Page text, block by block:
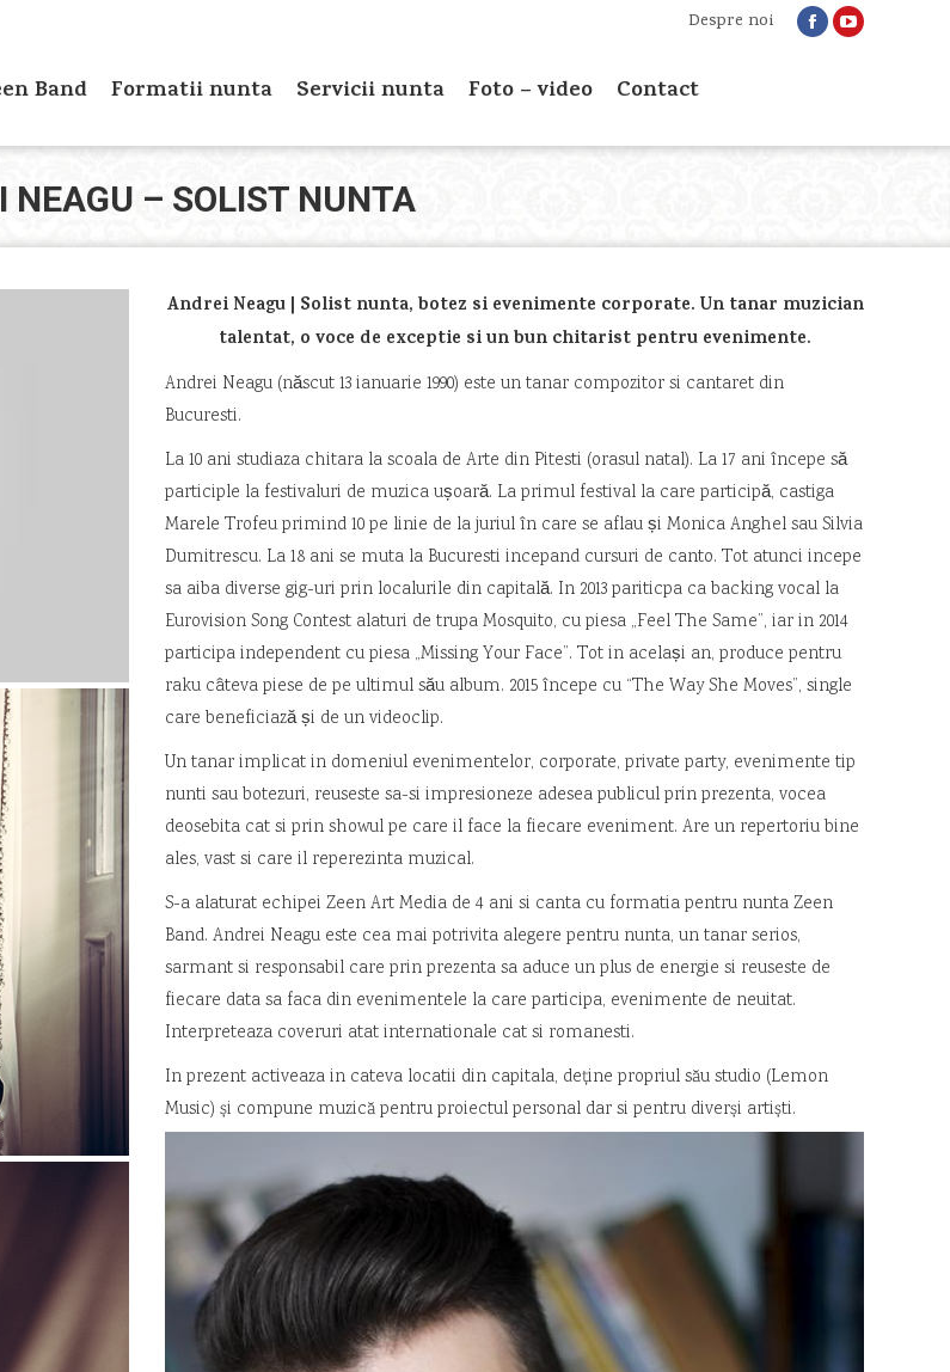
Despre noi
Facebook
new
YouTube
new
Band Formatii nunta Servicii nunta Foto – video Contact
NEAGU – SOLIST NUNTA
Andrei Neagu | Solist nunta, botez si evenimente corporate. Un tanar muzician
talentat, o voce de exceptie si un bun chitarist pentru evenimente.
Andrei Neagu (născut 13 ianuarie 1990) este un tanar compozitor si cantaret din
Bucuresti.
La 10 ani studiaza chitara la scoala de Arte din Pitesti (orasul natal). La 17 ani începe să
participle la festivaluri de muzica ușoară. La primul festival la care participă, castiga
Marele Trofeu primind 10 pe linie de la juriul în care se aflau și Monica Anghel sau Silvia
Dumitrescu. La 18 ani se muta la Bucuresti incepand cursuri de canto. Tot atunci incepe
sa aiba diverse gig-uri prin localurile din capitală. In 2013 pariticpa ca backing vocal la
Eurovision Song Contest alaturi de trupa Mosquito, cu piesa „Feel The Same”, iar in 2014
participa independent cu piesa „Missing Your Face”. Tot in același an, produce pentru
raku câteva piese de pe ultimul său album. 2015 începe cu “The Way She Moves”, single
care beneficiază și de un videoclip.
Un tanar implicat in domeniul evenimentelor, corporate, private party, evenimente tip
nunti sau botezuri, reuseste sa-si impresioneze adesea publicul prin prezenta, vocea
deosebita cat si prin showul pe care il face la fiecare eveniment. Are un repertoriu bine
ales, vast si care il reperezinta muzical.
S-a alaturat echipei Zeen Art Media de 4 ani si canta cu formatia pentru nunta Zeen
Band. Andrei Neagu este cea mai potrivita alegere pentru nunta, un tanar serios,
sarmant si responsabil care prin prezenta sa aduce un plus de energie si reuseste de
fiecare data sa faca din evenimentele la care participa, evenimente de neuitat.
Interpreteaza coveruri atat internationale cat si romanesti.
In prezent activeaza in cateva locatii din capitala, deține propriul său studio (Lemon
Music) și compune muzică pentru proiectul personal dar si pentru diverși artiști.